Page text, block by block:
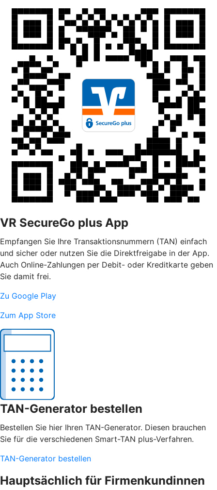
VR SecureGo plus App
Empfangen Sie Ihre Transaktionsnummern (TAN) einfach
und sicher oder nutzen Sie die Direktfreigabe in der App.
Auch Online-Zahlungen per Debit- oder Kreditkarte geben
Sie damit frei.
Zu Google Play
Zum App Store
TAN-Generator bestellen
Bestellen Sie hier Ihren TAN-Generator. Diesen brauchen
Sie für die verschiedenen Smart-TAN plus-Verfahren.
TAN-Generator bestellen
Hauptsächlich für Firmenkundinnen